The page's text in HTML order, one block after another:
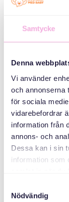
Samtycke
Denna
Vi använder
och annonserna
för sociala
vidarebefordrar
information från
annons- och
Dessa kan i sin
information som
Nödvändig